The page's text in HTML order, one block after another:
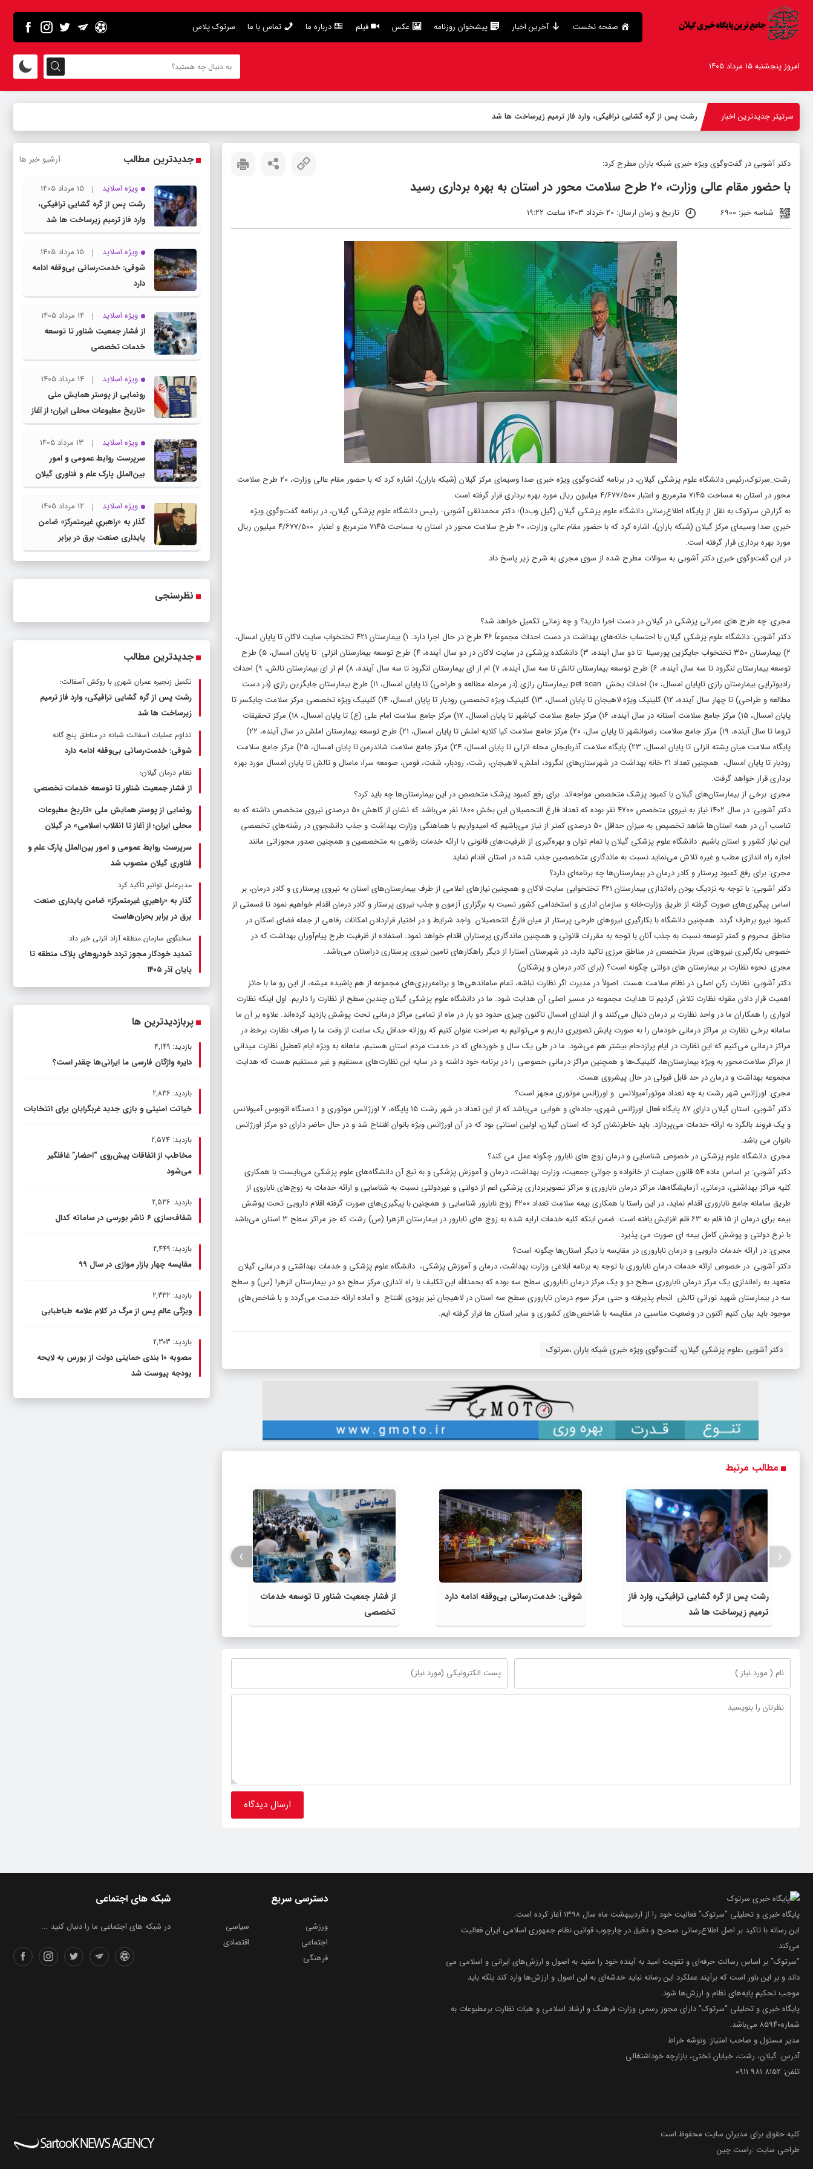
صفحه نخست آخرین اخبار پیشخوان روزنامه عکس فیلم درباره ما تماس با ما سرتوک پلاس
امروز پنجشنبه ۱۵ مرداد ۱۴۰۵
سرتیتر جدیدترین اخبار رشت پس از گره گشایی ترافیکی، وارد فاز ترمیم زیرساخت ها شد
دکتر آشوبی در گفت‌وگوی ویژه خبری شبکه باران مطرح کرد:
با حضور مقام عالی وزارت، ۲۰ طرح سلامت محور در استان به بهره برداری رسید
شناسه خبر: 6900 تاریخ و زمان ارسال: 20 خرداد 1403 ساعت 19:22
رشت_سرتوک،رئیس دانشگاه علوم پزشکی گیلان، در برنامه گفت‌وگوی ویژه خبری صدا وسیمای مرکز گیلان (شبکه باران)، اشاره کرد که با حضور مقام عالی وزارت، ۲۰ طرح سلامت
محور در استان به مساحت ۷۱۴۵ مترمربع و اعتبار ۴/۶۷۷/۵۰۰ میلیون ریال مورد بهره برداری قرار گرفته است.
به گزارش سرتوک به نقل از پایگاه اطلاع‌رسانی دانشگاه علوم پزشکی گیلان (گیل وب‌دا)؛ دکتر محمدتقی آشوبی- رئیس دانشگاه علوم پزشکی گیلان، در برنامه گفت‌وگوی ویژه
خبری صدا وسیمای مرکز گیلان (شبکه باران)، اشاره کرد که با حضور مقام عالی وزارت، ۲۰ طرح سلامت محور در استان به مساحت ۷۱۴۵ مترمربع و اعتبار ۴/۶۷۷/۵۰۰ میلیون ریال
مورد بهره برداری قرار گرفته است.
در این گفت‌و‌گوی خبری دکتر آشوبی به سوالات مطرح شده از سوی مجری به شرح زیر پاسخ داد:
مجری: چه طرح های عمرانی پزشکی در گیلان در دست اجرا دارید؟ و چه زمانی تکمیل خواهد شد؟
دکتر آشوبی: دانشگاه علوم پزشکی گیلان با احتساب خانه‌­های بهداشت در دست احداث مجموعاً ۴۶ طرح در حال اجرا دارد. ۱) بیمارستان ۴۲۱ تختخواب سایت لاکان تا پایان امسال،
۲) بیمارستان ۳۵۰ تختخواب جایگزین پورسینا تا دو سال آینده، ۳) دانشکده پزشکی در سایت لاکان در دو سال آینده، ۴) طرح توسعه بیمارستان انزلی تا پایان امسال، ۵) طرح
توسعه بیمارستان لنگرود تا سه سال آینده، ۶) طرح توسعه بیمارستان تالش تا سه سال آینده، ۷) ام ار ای بیمارستان لنگرود تا سه سال آینده، ۸) ام ار ای بیمارستان تالش، ۹) احداث
رادیوتراپی بیمارستان رازی تاپایان امسال، ۱۰) احداث بخش
pet scan
بیمارستان رازی (در مرحله مطالعه و طراحی) تا پایان امسال، ۱۱) طرح بیمارستان جایگزین رازی (در دست
مطالعه و طراحی) تا چهار سال آینده، ۱۲) کلینیک ویژه لاهیجان تا پایان امسال، ۱۳) کلینیک ویژه تخصصی رودبار تا پایان امسال، ۱۴) کلینیک ویژه تخصصی مرکز سلامت چابکسر تا
پایان امسال، ۱۵) مرکز جامع سلامت آستانه در سال آینده، ۱۶) مرکز جامع سلامت کیاشهر تا پایان امسال، ۱۷) مرکز جامع سلامت امام علی (ع) تا پایان امسال، ۱۸) مرکز تحقیقات
تروما تا سال آینده، ۱۹) مرکز جامع سلامت رضوانشهر تا پایان سال، ۲۰) مرکز جامع سلامت کیا کلایه املش تا پایان امسال، ۲۱) طرح توسعه بیمارستان املش در سال آینده، ۲۲)
پایگاه سلامت میان پشته انزلی تا پایان امسال، ۲۳) پایگاه سلامت آذربایجان محله انزلی تا پایان امسال، ۲۴) مرکز جامع سلامت شاندرمن تا پایان امسال، ۲۵) مرکز جامع سلامت
رودبار تا پایان امسال، همچنین تعداد ۲۱ خانه بهداشت در شهرستان‌های لنگرود، املش، لاهیجان، رشت، رودبار، شفت، فومن، صومعه سرا، ماسال و تالش تا پایان امسال مورد بهره
برداری قرار خواهد گرفت.
مجری: برخی از بیمارستان‌های گیلان با کمبود پزشک متخصص مواجه‌اند. برای رفع کمبود پزشک متخصص در این بیمارستان‌ها چه باید کرد؟
دکتر آشوبی: در سال ۱۴۰۲ نیاز به نیروی متخصص ۴۷۰۰ نفر بوده که تعداد فارغ التحصیلان این بخش ۱۸۰۰ نفر می‌باشد که نشان از کاهش ۵۰ درصدی نیروی متخصص داشته که به
تناسب آن در همه استان‌ها شاهد تخصیص به میزان حداقل ۵۰ درصدی کمتر از نیاز می‌باشیم که امیدواریم با هماهنگی وزارت بهداشت و جذب دانشجوی در رشته‌های تخصصی
این نیاز کشور و استان باشیم. دانشگاه علوم پزشکی گیلان با تمام توان و بهره‌گیری از ظرفیت‌های قانونی با ارائه خدمات رفاهی به متخصصین و همچنین صدور مجوزاتی مانند
اجازه راه اندازی مطب و غیره تلاش می‌نماید نسبت به ماندگاری متخصصین جذب شده در استان اقدام نماید.
مجری: برای رفع کمبود پرستار و کادر درمان در بیمارستان‌ها چه برنامه‌ای دارد؟
دکتر آشوبی: با توجه به نزدیک بودن راه‌اندازی بیمارستان ۴۲۱ تختخوابی سایت لاکان و همچنین نیازهای اعلامی از طرف بیمارستان‌های استان به نیروی پرستاری و کادر درمان، بر
اساس پیگیری‌های صورت گرفته از طریق وزارت‌خانه و سازمان اداری و استخدامی کشور نسبت به برگزاری آزمون و جذب نیروی پرستار و کادر درمان اقدام خواهیم نمود تا قسمتی از
کمبود نیرو برطرف گردد. همچنین دانشگاه با بکارگیری نیروهای طرحی پرستار از میان فارغ التحصیلان واجد شرایط و در اختیار قراردادن امکانات رفاهی از جمله فضای اسکان در
مناطق محروم و کمتر توسعه نسبت به جذب آنان با توجه به مقررات قانونی و همچنین ماندگاری پرستاران اقدام خواهد نمود. استفاده از ظرفیت طرح پیام‌آوران بهداشت که در
خصوص بکارگیری نیروهای سرباز متخصص در مناطق مرزی تاکید دارد، در شهرستان آستارا از دیگر راهکارهای تامین نیروی پرستاری دراستان می‌باشد.
مجری: نحوه نظارت بر بیمارستان های دولتی چگونه است؟ (برای کادر درمان و پزشکان)
دکتر آشوبی: نظارت رکن اصلی در نظام سلامت هست. اصولاً در مدیرت اگر نظارت نباشه، تمام ساماندهی‌ها و برنامه‌ریزی‌های مجموعه از هم پاشیده میشه، از این رو ما با حائز
اهمیت قرار دادن مقوله نظارت تلاش کردیم تا هدایت مجموعه در مسیر اصلی آن هدایت شود. ما در دانشگاه علوم پزشکی گیلان چندین سطح از نظارت را داریم. اول اینکه نظارت
ادواری را همکاران ما در واحد نظارت بر درمان دنبال می‌کنند و از ابتدای امسال تاکنون چیزی حدود دو بار در ماه از تمامی مراکز درمانی تحت پوشش بازدید کرده‌اند. علاوه بر آن ما
سامانه برخی نظارت بر مراکز درمانی خودمان را به صورت پایش تصویری داریم و می‌توانیم به صراحت عنوان کنیم که روزانه حداقل یک ساعت از وقت ما را صراف نظارت برخط در
مراکز درمانی می‌کنیم که این نظارت در ایام پرازدحام بیشتر هم می‌شود. ما در طی یک سال و خورده‌ای که در خدمت مردم استان هستیم، ماهانه به ویژه ایام تعطیل نظارت میدانی
از مراکز سلامت‌محور به ویژه بیمارستان‌ها، کلینیک‌ها و همچنین مراکز درمانی خصوصی را در برنامه خود داشته و در سایه این نظارت‌های مستقیم و غیر مستقیم هست که هدایت
مجموعه بهداشت و درمان در حد قابل قبولی در حال پیشروی هست.
مجری: اورژانس شهر رشت به چه تعداد موتورآمبولانس و اورژانس موتوری مجهز است؟
دکتر آشوبی: استان گیلان دارای ۸۷ پایگاه فعال اورژانس شهری، جاده‌ای و هوایی می‌باشد که از این تعداد در شهر رشت ۱۵ پایگاه، ۷ اورژانس موتوری و ۱ دستگاه اتوبوس آمبولانس
و یک فروند بالگرد به ارائه خدمات می‌پردازد. باید خاطرنشان کرد که استان گیلان، اولین استانی بود که در آن اورژانس ویژه بانوان افتتاح شد و در حال حاضر دارای دو مرکز اورژانس
بانوان می باشد.
مجری: دانشگاه علوم پزشکی در خصوص شناسایی و درمان زوج های نابارور چگونه عمل می کند؟
دکتر آشوبی: بر اساس ماده ۵۴ قانون حمایت از خانواده و جوانی جمعیت، وزارت بهداشت، درمان و آموزش پزشکی و به تبع آن دانشگاه‌های علوم پزشکی می‌بایست با همکاری
کلیه مراکز بهداشتی، درمانی، آزمایشگاه‌ها، مراکز درمان ناباروری و مراکز تصویربرداری پزشکی اعم از دولتی و غیردولتی نسبت به شناسایی و ارائه خدمات به زوج‌های ناباروی از
طریق سامانه جامع ناباروری اقدام نماید، در این راستا با همکاری بیمه سلامت تعداد ۴۲۰۰ زوج نابارور شناسایی و همچنین با پیگیری‌های صورت گرفته اقلام دارویی تحت پوشش
بیمه برای درمان از ۱۵ قلم به ۶۳ قلم افزایش یافته است. ضمن اینکه کلیه خدمات ارایه شده به زوج های نابارور در بیمارستان الزهرا (س) رشت که جز مراکز سطح ۳ استان می‌باشد
با نرخ دولتی و پوشش کامل بیمه ای صورت می پذیرد.
مجری: در ارائه خدمات دارویی و درمان ناباروری در مقایسه با دیگر استان‌ها چگونه است؟
دکتر آشوبی: در خصوص ارائه خدمات درمان ناباروری با توجه به برنامه ابلاغی وزارت بهداشت، درمان و آموزش پزشکی، دانشگاه علوم پزشکی و خدمات بهداشتی و درمانی گیلان
متعهد به راه‌اندازی یک مرکز درمان ناباروری سطح دو و یک مرکز درمان ناباروری سطح سه بوده که بحمدالله این تکلیف با راه اندازی مرکز سطح دو در بیمارستان الزهرا (س) و سطح
سه در بیمارستان شهید نورانی تالش انجام پذیرفته و حتی مرکز سوم درمان ناباروری سطح سه استان در لاهیجان نیز بزودی افتتاح و آماده ارائه خدمت می‌گردد و با شاخص‌های
موجود باید بیان کنیم اکنون در وضعیت مناسبی در مقایسه با شاخص‌های کشوری و سایر استان ها قرار گرفته ایم.
دکتر آشوبی ،علوم پزشکی گیلان، گفت‌وگوی ویژه خبری شبکه باران ،سرتوک
مطالب مرتبط
رشت پس از گره گشایی ترافیکی، وارد فاز
ترمیم زیرساخت ها شد
شوقی: خدمت‌رسانی بی‌وقفه ادامه دارد
از فشار جمعیت شناور تا توسعه خدمات
تخصصی
‹
›
جدیدترین مطالب آرشیو خبر ها
ویژه اسلاید
15 مرداد 1405
رشت پس از گره گشایی ترافیکی،
وارد فاز ترمیم زیرساخت ها شد
ویژه اسلاید
15 مرداد 1405
شوقی: خدمت‌رسانی بی‌وقفه ادامه
دارد
ویژه اسلاید
14 مرداد 1405
از فشار جمعیت شناور تا توسعه
خدمات تخصصی
ویژه اسلاید
14 مرداد 1405
رونمایی از پوستر همایش ملی
«تاریخ مطبوعات محلی ایران؛ از آغاز
تا انقلاب اسلامی» در گیلان
ویژه اسلاید
13 مرداد 1405
سرپرست روابط عمومی و امور
بین‌الملل پارک علم و فناوری گیلان
منصوب شد
ویژه اسلاید
12 مرداد 1405
گذار به «راهبریِ غیرمتمرکز» ضامن
پایداری صنعت برق در برابر
بحران‌هاست
نظرسنجی
جدیدترین مطالب
تکمیل زنجیره عمران شهری با روکش آسفالت؛
رشت پس از گره گشایی ترافیکی، وارد فاز ترمیم
زیرساخت ها شد
تداوم عملیات آسفالت‌ شبانه در مناطق پنج گانه
شوقی: خدمت‌رسانی بی‌وقفه ادامه دارد
نظام درمان گیلان؛
از فشار جمعیت شناور تا توسعه خدمات تخصصی
رونمایی از پوستر همایش ملی «تاریخ مطبوعات
محلی ایران؛ از آغاز تا انقلاب اسلامی» در گیلان
سرپرست روابط عمومی و امور بین‌الملل پارک علم و
فناوری گیلان منصوب شد
مدیرعامل توانیر تأکید کرد:
گذار به «راهبریِ غیرمتمرکز» ضامن پایداری صنعت
برق در برابر بحران‌هاست
سخنگوی سازمان منطقه آزاد انزلی خبر داد:
تمدید خودکار مجوز تردد خودروهای پلاک منطقه تا
پایان آذر ۱۴۰۵
پربازدیدترین ها
بازدید: 4,149
دایره واژگان فارسی ما ایرانی‌ها چقدر است؟
بازدید: 2,836
خیانت امنیتی و بازی جدید غربگرایان برای انتخابات
بازدید: 2,574
مخاطب از اتفاقات پیش‌روی “احضار” غافلگیر
می‌شود
بازدید: 2,536
شفاف‌سازی ۶ ناشر بورسی در سامانه کدال
بازدید: 2,449
مقایسه چهار بازار موازی در سال ۹۹
بازدید: 2,332
ویژگی عالم پس از مرگ در کلام علامه طباطبایی
بازدید: 2,303
مصوبه ۱۰ بندی حمایتی دولت از بورس به لایحه
بودجه پیوست شد
پایگاه خبری و تحلیلی “سرتوک” فعالیت خود را از اردیبهشت ماه سال ۱۳۹۸ آغاز کرده است.
این رسانه با تاکید بر اصل اطلاع‌رسانی صحیح و دقیق در چارچوب قوانین نظام جمهوری اسلامی ایران فعالیت
می‌کند.
“سرتوک” بر اساس رسالت حرفه‌ای و تقویت امید به آینده خود را مقید به اصول و ارزش‌های ایرانی و اسلامی می
داند و بر این باور است که برآیند عملکرد این رسانه نباید خدشه‌ای به این اصول و ارزش‌ها وارد کند بلکه باید
موجب تحکیم پایه‌های نظام و ارزش‌ها شود.
پایگاه خبری و تحلیلی “سرتوک” دارای مجوز رسمی وزارت فرهنگ و ارشاد اسلامی و هیات نظارت برمطبوعات به
شماره۸۵۹۴۰ می‌باشد.
مدیر مسئول و صاحب امتیاز: ونوشه خراط
آدرس: گیلان، رشت، خیابان تختی، بازارچه خوداشتغالی
تلفن: 8152 981 0911
شبکه های اجتماعی
در شبکه های اجتماعی ما را دنبال کنید ...
دسترسی سریع
ورزشی
سیاسی
اجتماعی
اقتصادی
فرهنگی
کلیه حقوق برای مدیران سایت محفوظ است.
طراحی سایت :راست چین